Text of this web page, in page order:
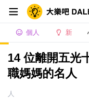
個人 新
14 位離開五光
職媽媽的名人
人